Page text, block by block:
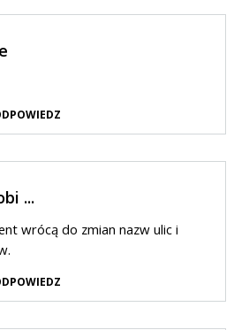
...
wrócą do zmian nazw ulic i